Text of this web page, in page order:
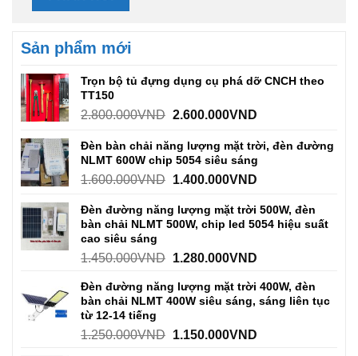
Sản phẩm mới
Trọn bộ tủ đựng dụng cụ phá dỡ CNCH theo
TT150
2.800.000VND 2.600.000VND
Đèn bàn chải năng lượng mặt trời, đèn đường
NLMT 600W chip 5054 siêu sáng
1.600.000VND 1.400.000VND
Đèn đường năng lượng mặt trời 500W, đèn
bàn chải NLMT 500W, chip led 5054 hiệu suất
cao siêu sáng
1.450.000VND 1.280.000VND
Đèn đường năng lượng mặt trời 400W, đèn
bàn chải NLMT 400W siêu sáng, sáng liên tục
từ 12-14 tiếng
1.250.000VND 1.150.000VND